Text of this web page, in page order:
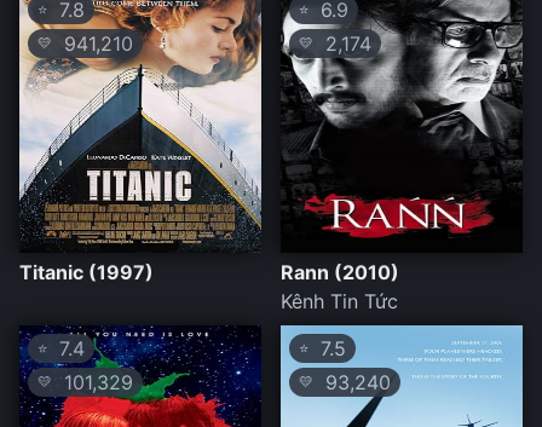
⭐ 7.8
💛 941,210
Titanic (1997)
⭐ 6.9
💛 2,174
Rann (2010)
Kênh Tin Tức
⭐ 7.4
💛 101,329
⭐ 7.5
💛 93,240